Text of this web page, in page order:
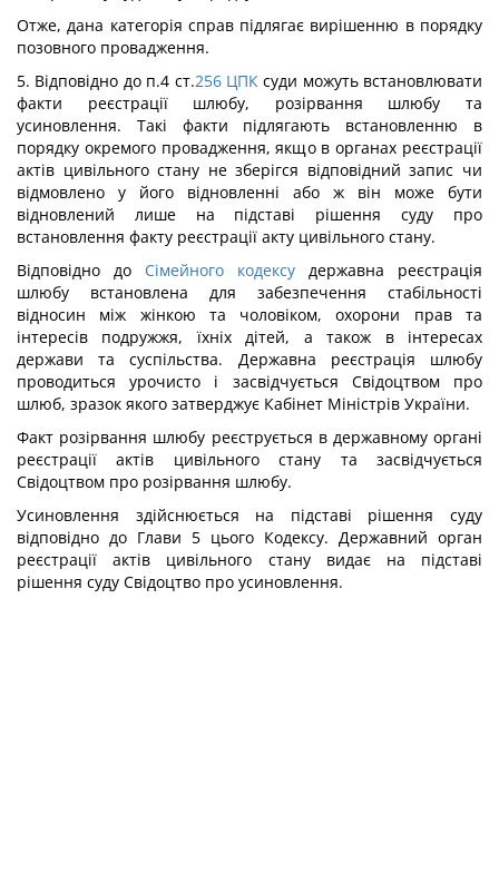
Отже, дана категорія справ підлягає вирішенню в порядку
позовного провадження.
5. Відповідно до п.4 ст.256 ЦПКсуди можуть встановлювати
факти реєстрації шлюбу, розірвання шлюбу та
усиновлення. Такі факти підлягають встановленню в
порядку окремого провадження, якщо в органах реєстрації
актів цивільного стану не зберігся відповідний запис чи
відмовлено у його відновленні або ж він може бути
відновлений лише на підставі рішення суду про
встановлення факту реєстрації акту цивільного стану.
Відповідно до Сімейного кодексу державна реєстрація
шлюбу встановлена для забезпечення стабільності
відносин між жінкою та чоловіком, охорони прав та
інтересів подружжя, їхніх дітей, а також в інтересах
держави та суспільства. Державна реєстрація шлюбу
проводиться урочисто і засвідчується Свідоцтвом про
шлюб, зразок якого затверджує Кабінет Міністрів України.
Факт розірвання шлюбу реєструється в державному органі
реєстрації актів цивільного стану та засвідчується
Свідоцтвом про розірвання шлюбу.
Усиновлення здійснюється на підставі рішення суду
відповідно до Глави 5 цього Кодексу. Державний орган
реєстрації актів цивільного стану видає на підставі
рішення суду Свідоцтво про усиновлення.